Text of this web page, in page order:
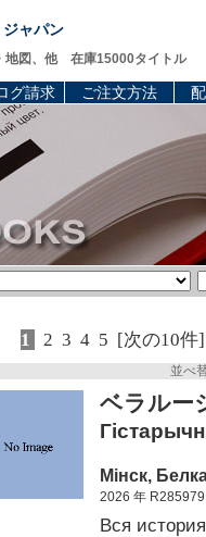
ャパン
地図、他 在庫15000タイトル
グ請求 ご注文方法
1 2 3 4 5 [次の10件]
並べ
ベラルー
Мiнск,
2026 年 R285979
Вся